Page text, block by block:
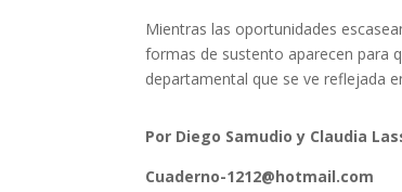
Mientras las oportunidades
formas de sustento aparecen para
departamental que se ve reflejada
Por Diego Samudio y Claudia
Cuaderno-1212@hotmail.com